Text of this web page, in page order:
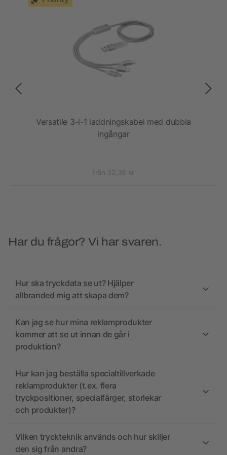
Versatile 3-i-1 laddningskabel med dubbla
ingångar
från 32,35 kr
Har du frågor? Vi har svaren.
Hur ska tryckdata se ut? Hjälper
allbranded mig att skapa dem?
Kan jag se hur mina reklamprodukter
kommer att se ut innan de går i
produktion?
Hur kan jag beställa specialtillverkade
reklamprodukter (t.ex. flera
tryckpositioner, specialfärger, storlekar
och produkter)?
Vilken tryckteknik används och hur skiljer
den sig från andra?